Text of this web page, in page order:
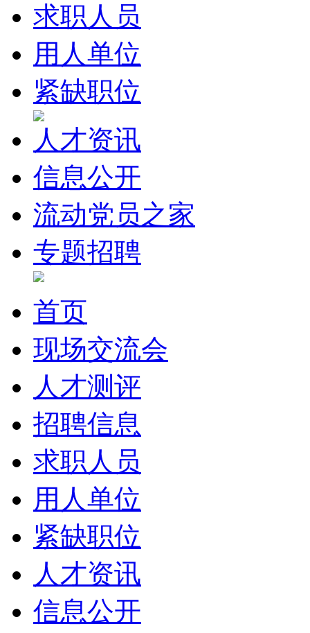
求职人员
用人单位
紧缺职位
人才资讯
信息公开
流动党员之家
专题招聘
首页
现场交流会
人才测评
招聘信息
求职人员
用人单位
紧缺职位
人才资讯
信息公开